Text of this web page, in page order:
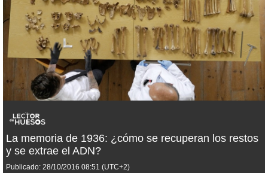
La memoria de 1936: ¿cómo se recuperan los restos
y se extrae el ADN?
Publicado: 28/10/2016 08:51 (UTC+2)